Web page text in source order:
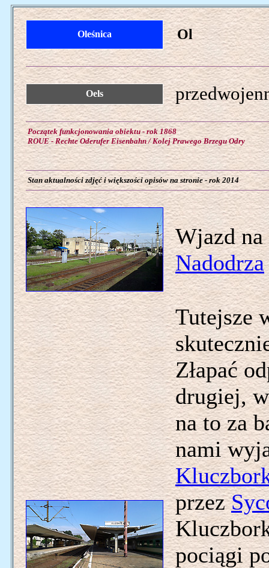
Oleśnica Ol
Oels
Początek funkcjonowania obiektu - rok 1868
ROUE - Rechte Oderufer Eisenbahn / Kolej Prawego Brzegu Odry
Stan aktualności zdjęć i większości opisów na stronie - rok 2014
Wjazd
Nadodrza
Tutejsze
Złapać
drugiej,
na to za
nami
przez
pociągi